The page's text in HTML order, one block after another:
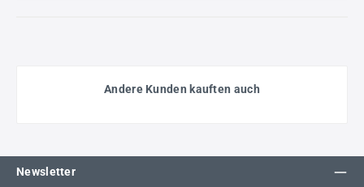
Andere Kunden kauften auch
Newsletter